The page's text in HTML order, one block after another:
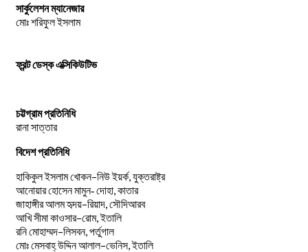
সার্কুলেশন ম্যানেজার
মোঃ শরিফুল ইসলাম
ফ্রন্ট ডেস্ক এক্সিকিউটিভ
চট্টগ্রাম প্রতিনিধি
রানা সাত্তার
বিদেশ প্রতিনিধি
হাকিকুলইসলামখোকন–নিউইয়র্ক, যুক্তরাষ্ট্র
আনোয়ারহোসেনমামুন-দোহা কাতার
জাহাঙ্গীরআলমহৃদয়–রিয়াদ সৌদিআরব
আখিসীমাকাওসার–রোম,ইতালি
রনিমোহাম্মদ–লিসবন, পর্তুগাল
মোঃমেসবাহ্উদ্দিনআলাল–ভেনিস,ইতালি